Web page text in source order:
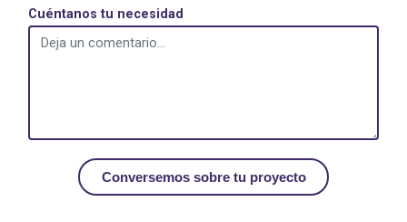
Cuéntanos tu necesidad